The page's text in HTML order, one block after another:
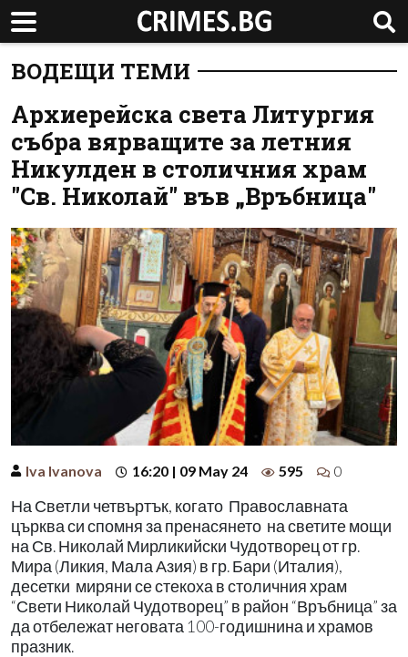
ВОДЕЩИ ТЕМИ
Архиерейска света Литургия
събра вярващите за летния
Никулден в столичния храм
"Св. Николай" във „Връбница"
Iva Ivanova 16:20 | 09 May 24 595 0
На Светли четвъртък, когато Православната
църква си спомня за пренасянето на светите мощи
на Св. Николай Мирликийски Чудотворец от гр.
Мира (Ликия, Мала Азия) в гр. Бари (Италия),
десетки миряни се стекоха в столичния храм
“Свети Николай Чудотворец” в район “Връбница” за
да отбележат неговата 100-годишнина и храмов
празник.